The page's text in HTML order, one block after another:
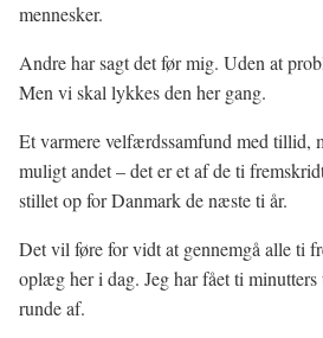
mennesker.
Andre har sagt det før mig. Uden at
Men vi skal lykkes den her gang.
Et varmere velfærdssamfund med tillid,
muligt andet – det er et af de ti
stillet op for Danmark de næste ti år.
Det vil føre for vidt at gennemgå alle ti
oplæg her i dag. Jeg har fået ti minutters
runde af.